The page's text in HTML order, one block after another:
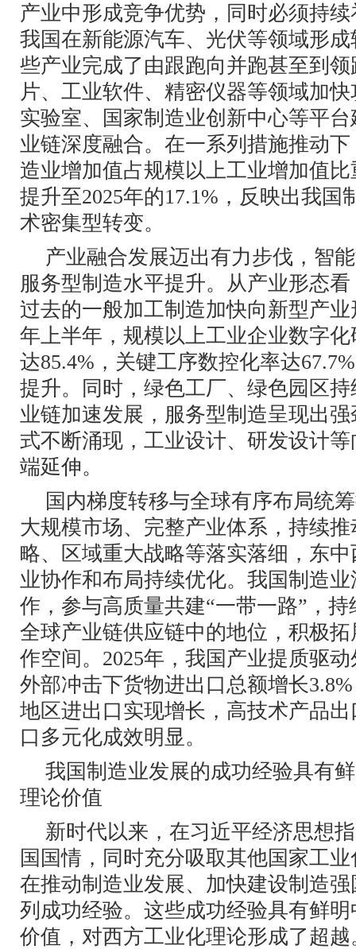
产业中形成竞争优势，同时必须持
我国在新能源汽车、光伏等领域形
些产业完成了由跟跑向并跑甚至到
片、工业软件、精密仪器等领域加
实验室、国家制造业创新中心等平
业链深度融合。在一系列措施推动
造业增加值占规模以上工业增加值比
提升至2025年的17.1%，反映出我国
术密集型转变。
产业融合发展迈出有力步伐，智
服务型制造水平提升。从产业形态
过去的一般加工制造加快向新型产
年上半年，规模以上工业企业数字
达85.4%，关键工序数控化率达
提升。同时，绿色工厂、绿色园区
业链加速发展，服务型制造呈现出
式不断涌现，工业设计、研发设计
端延伸。
国内梯度转移与全球有序布局统
大规模市场、完整产业体系，持续
略、区域重大战略等落实落细，东
业协作和布局持续优化。我国制造
作，参与高质量共建“一带一路”，
全球产业链供应链中的地位，积极
作空间。2025年，我国产业提质驱
外部冲击下货物进出口总额增长
地区进出口实现增长，高技术产品出
口多元化成效明显。
我国制造业发展的成功经验具有
理论价值
新时代以来，在习近平经济思想
国国情，同时充分吸取其他国家工
在推动制造业发展、加快建设制造
列成功经验。这些成功经验具有鲜
价值，对西方工业化理论形成了超越